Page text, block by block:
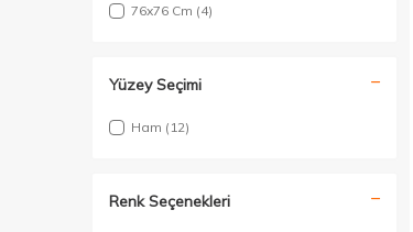
76x76 Cm (4)
Yüzey Seçimi
Ham (12)
Renk Seçenekleri